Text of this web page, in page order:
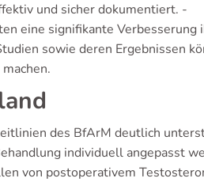
und sicher dokumentiert. -
eine signifikante
sowie deren Ergebnissen
des BfArM deutlich
individuell angepasst
von postoperativem